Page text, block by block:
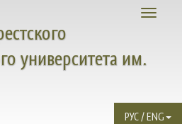
Toggle
университета им.
РУС / ENG